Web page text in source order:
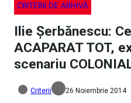
CRITERII DE ARHIVĂ
Ilie Şerbănescu:
ACAPARAT TOT,
scenariu
Criterii 26 Noiembrie 2014